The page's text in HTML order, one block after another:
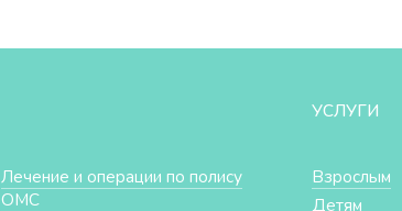
Лечение и операции по полису
ОМС
УСЛУГИ
Взрослым
Детям